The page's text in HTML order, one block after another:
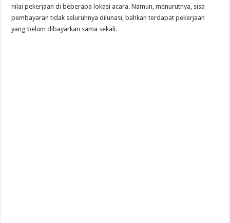
nilai pekerjaan di beberapa lokasi acara. Namun, menurutnya, sisa
pembayaran tidak seluruhnya dilunasi, bahkan terdapat pekerjaan
yang belum dibayarkan sama sekali.